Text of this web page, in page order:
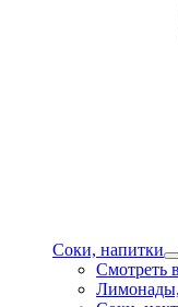
Соки, напитки
Смотреть